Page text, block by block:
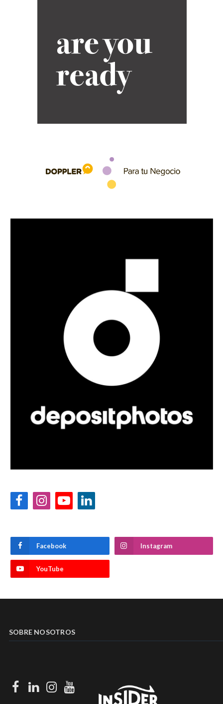
FacebookInstagramYouTubeLinkedIn
Facebook Instagram
YouTube
SOBRE NOSOTROS
Facebook
LinkedIn
Instagram
Youtube